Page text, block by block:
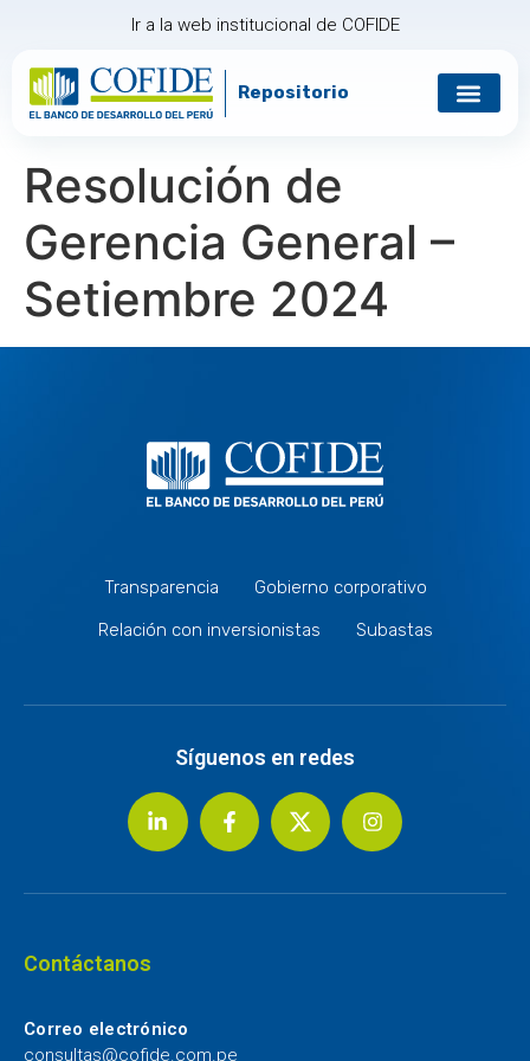
Ir a la web institucional de COFIDE
Repositorio
Resolución de
Gerencia General –
Setiembre 2024
Transparencia
Gobierno corporativo
Relación con inversionistas
Subastas
Síguenos en redes
Contáctanos
Correo electrónico
consultas@cofide.com.pe